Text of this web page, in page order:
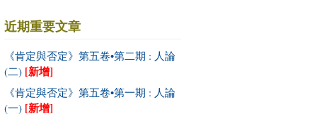
近期重要文章
《肯定與否定》第五卷•第二期 : 人論
(二) [新增]
《肯定與否定》第五卷•第一期 : 人論
(一) [新增]